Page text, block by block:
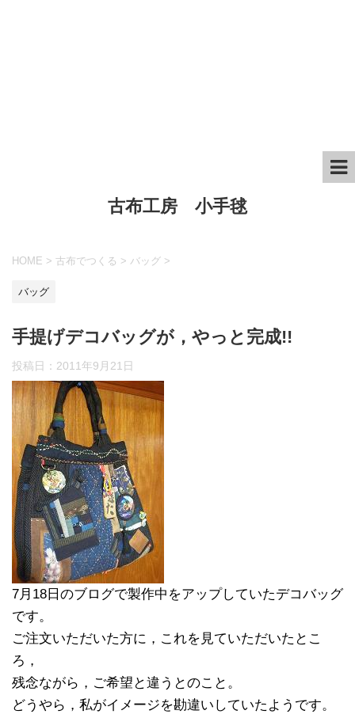
古布工房 小手毬
HOME > 古布でつくる > バッグ >
バッグ
手提げデコバッグが，やっと完成!!
投稿日： 2011年9月21日
7月18日のブログで製作中をアップしていたデコバッグ
です。
ご注文いただいた方に，これを見ていただいたとこ
ろ，
残念ながら，ご希望と違うとのこと。
どうやら，私がイメージを勘違いしていたようです。